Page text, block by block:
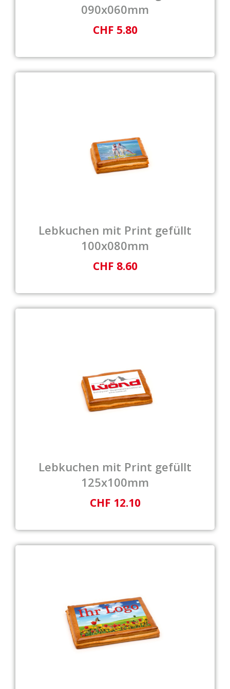
090x060mm
CHF 5.80
Lebkuchen mit Print gefüllt
100x080mm
CHF 8.60
Lebkuchen mit Print gefüllt
125x100mm
CHF 12.10